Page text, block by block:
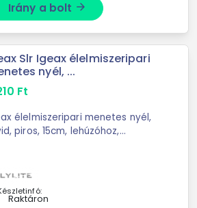
Irány a bolt arrow_forward
Slr Igeax élelmiszeripari
nyél, ...
Ft
élelmiszeripari menetes nyél,
piros, 15cm, lehúzóhoz,
Raktáron